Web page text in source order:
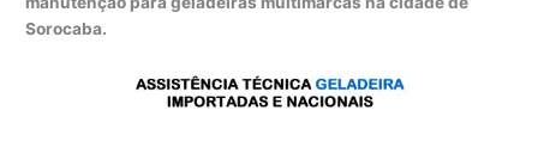
Sorocaba.